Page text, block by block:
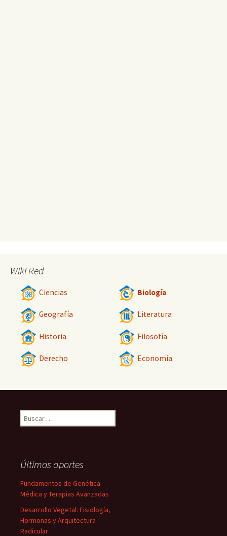
Wiki Red
Ciencias Biología
Geografía Literatura
Historia Filosofía
Derecho Economía
Buscar:
Últimos aportes
Fundamentos de Genética
Médica y Terapias Avanzadas
Desarrollo Vegetal: Fisiología,
Hormonas y Arquitectura
Radicular